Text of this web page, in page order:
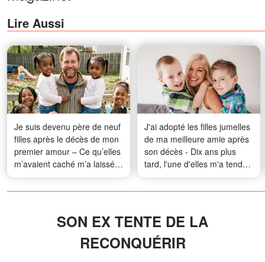
Lire Aussi
Je suis devenu père de neuf
filles après le décès de mon
premier amour – Ce qu’elles
m’avaient caché m’a laissé
sans voix
J'ai adopté les filles jumelles
de ma meilleure amie après
son décès - Dix ans plus
tard, l'une d'elles m'a tendu
un vieux téléphone en me
disant : « Maman m'a dit de
aujourd'hui. »
SON EX TENTE DE LA
RECONQUÉRIR